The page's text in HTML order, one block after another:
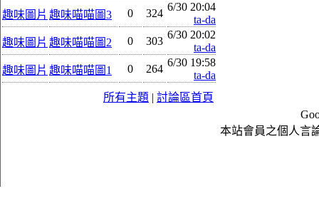
趣味圖片 趣味喵喵圖3 0 324
6/30 20:04
ta-da
趣味圖片 趣味喵喵圖2 0 303
6/30 20:02
ta-da
趣味圖片 趣味喵喵圖1 0 264
6/30 19:58
ta-da
所有主題 | 討論區首頁
本站會員之個人言